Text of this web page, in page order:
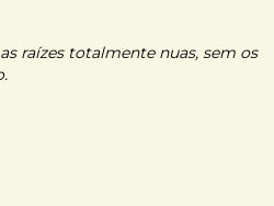
raízes totalmente nuas, sem os